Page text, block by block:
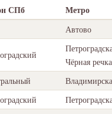
СПб Метро
Автово
Чёрная речка